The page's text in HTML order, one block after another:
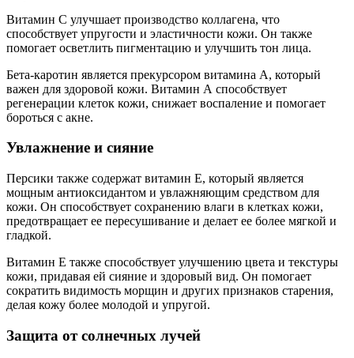
Витамин С улучшает производство коллагена, что
способствует упругости и эластичности кожи. Он также
помогает осветлить пигментацию и улучшить тон лица.
Бета-каротин является прекурсором витамина А, который
важен для здоровой кожи. Витамин А способствует
регенерации клеток кожи, снижает воспаление и помогает
бороться с акне.
Увлажнение и сияние
Персики также содержат витамин Е, который является
мощным антиоксидантом и увлажняющим средством для
кожи. Он способствует сохранению влаги в клетках кожи,
предотвращает ее пересушивание и делает ее более мягкой и
гладкой.
Витамин Е также способствует улучшению цвета и текстуры
кожи, придавая ей сияние и здоровый вид. Он помогает
сократить видимость морщин и других признаков старения,
делая кожу более молодой и упругой.
Защита от солнечных лучей